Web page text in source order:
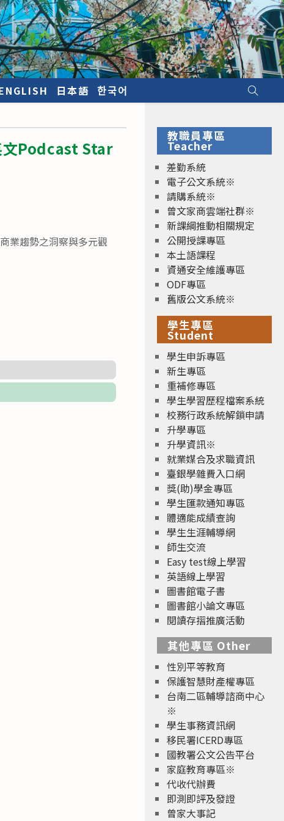
日本語 한국어
文Podcast Star
業趨勢之洞察與多元觀
教職員專區
Teacher
差勤系統
電子公文系統※
請購系統※
曾文家商雲端社群※
新課綱推動相關規定
公開授課專區
本土語課程
資通安全維護專區
ODF專區
舊版公文系統※
學生專區
Student
學生申訴專區
新生專區
重補修專區
學生學習歷程檔案系統
校務行政系統解鎖申請
升學專區
升學資訊※
就業媒合及求職資訊
臺銀學雜費入口網
獎(助)學金專區
學生匯款通知專區
體適能成績查詢
學生生涯輔導網
師生交流
Easy test線上學習
英語線上學習
圖書館電子書
圖書館小論文專區
閱讀存摺推廣活動
其他專區 Other
性別平等教育
保護智慧財產權專區
台南二區輔導諮商中心
※
學生事務資訊網
移民署ICERD專區
國教署公文公告平台
家庭教育專區※
代收代辦費
即測即評及發證
曾家大事記